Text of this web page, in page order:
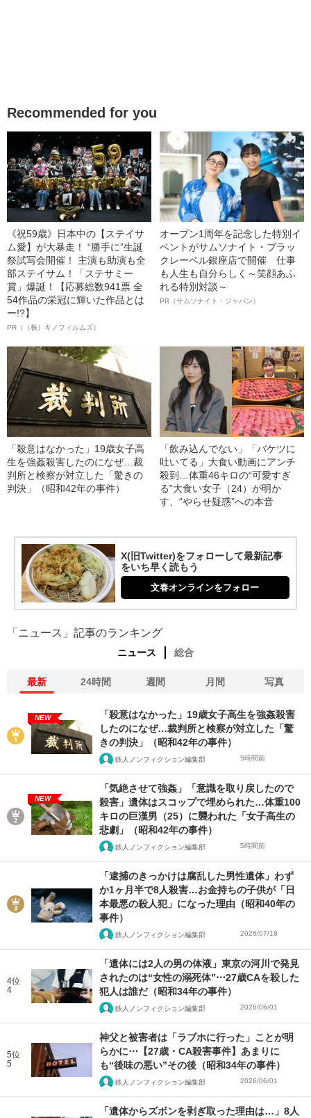
Recommended for you
《祝59歳》日本中の【ステイサ
ム愛】が大暴走！ “勝手に”生誕
祭試写会開催！ 主演も助演も全
部ステイサム！「ステサミー
賞」爆誕！【応募総数941票 全
54作品の栄冠に輝いた作品とは
ー!?】
PR（（株）キノフィルムズ）
オープン1周年を記念した特別イ
ベントがサムソナイト・ブラッ
クレーベル銀座店で開催 仕事
も人生も自分らしく～笑顔あふ
れる特別対談～
PR（サムソナイト・ジャパン）
「殺意はなかった」19歳女子高
生を強姦殺害したのになぜ…裁
判所と検察が対立した「驚きの
判決」（昭和42年の事件）
「飲み込んでない」「バケツに
吐いてる」大食い動画にアンチ
殺到…体重46キロの“可愛すぎ
る”大食い女子（24）が明か
す、“やらせ疑惑”への本音
X(旧Twitter)をフォローして最新記事
をいち早く読もう
文春オンラインをフォロー
「ニュース」記事のランキング
ニュース 総合
最新 24時間 週間 月間 写真
NEW
「殺意はなかった」19歳女子高生を強姦殺害
したのになぜ…裁判所と検察が対立した「驚
きの判決」（昭和42年の事件）
鉄人ノンフィクション編集部 5時間前
NEW
「気絶させて強姦」「意識を取り戻したので
殺害」遺体はスコップで埋められた…体重100
キロの巨漢男（25）に襲われた「女子高生の
悲劇」（昭和42年の事件）
鉄人ノンフィクション編集部 5時間前
「逮捕のきっかけは腐乱した男性遺体」わず
か1ヶ月半で8人殺害…お金持ちの子供が「日
本最悪の殺人犯」になった理由（昭和40年の
事件）
鉄人ノンフィクション編集部 2026/07/18
4位
4
「遺体には2人の男の体液」東京の河川で発見
されたのは“女性の溺死体”⋯27歳CAを殺した
犯人は誰だ（昭和34年の事件）
鉄人ノンフィクション編集部 2026/06/01
5位
5
神父と被害者は「ラブホに行った」ことが明
らかに⋯【27歳・CA殺害事件】あまりに
も“後味の悪い”その後（昭和34年の事件）
鉄人ノンフィクション編集部 2026/06/01
「遺体からズボンを剥ぎ取った理由は…」8人